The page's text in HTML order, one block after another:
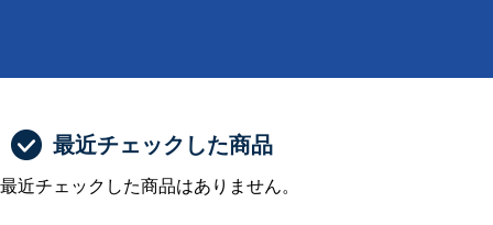
最近チェックした商品
最近チェックした商品はありません。